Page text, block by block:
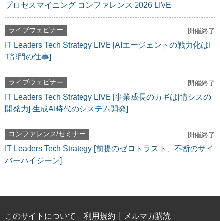
プロセスマイニング コンファレンス 2026 LIVE
ライブウェビナー 開催終了
IT Leaders Tech Strategy LIVE [AIエージェントの戦力化はI
T部門の仕事]
ライブウェビナー 開催終了
IT Leaders Tech Strategy LIVE [事業成長のカギは[情シスの
開発力] 生成AI時代のシステム開発]
コンファレンス/セミナー 開催終了
IT Leaders Tech Strategy [前提のゼロトラスト、不断のサイ
バーハイジーン]
このサイトについて 利用規約
メルマガ購読